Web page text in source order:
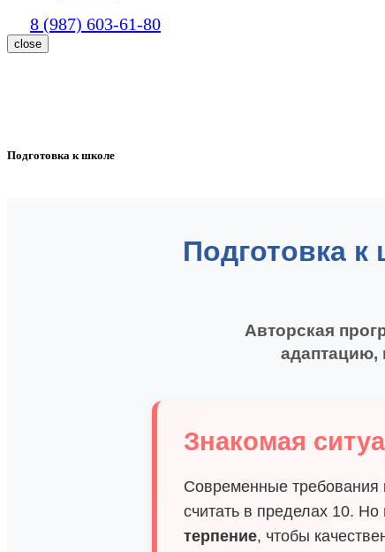
8 (987) 603-61-80
close
Подготовка к школе
Подготовка
Авторская
адаптацию,
Знакомая
Современные требования
считать в пределах 10. Но
терпение, чтобы